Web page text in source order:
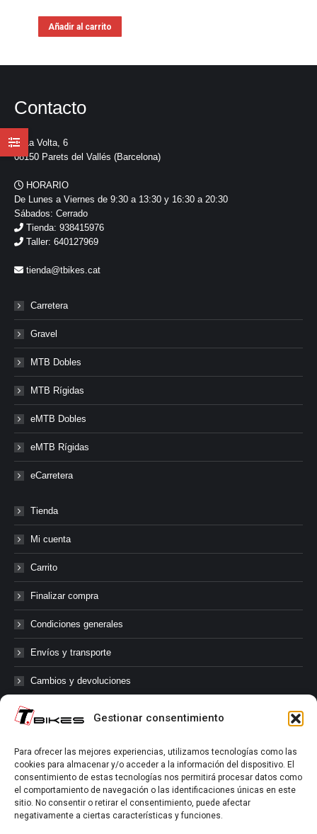
Gestionar consentimiento
Para ofrecer las mejores experiencias, utilizamos tecnologías como las
cookies para almacenar y/o acceder a la información del dispositivo. El
consentimiento de estas tecnologías nos permitirá procesar datos como
el comportamiento de navegación o las identificaciones únicas en este
sitio. No consentir o retirar el consentimiento, puede afectar
negativamente a ciertas características y funciones.
Añadir al carrito
Contacto
La Volta, 6
08150 Parets del Vallés (Barcelona)
HORARIO
De Lunes a Viernes de 9:30 a 13:30 y 16:30 a 20:30
Sábados: Cerrado
Tienda: 938415976
Taller: 640127969
tienda@tbikes.cat
Carretera
Gravel
MTB Dobles
MTB Rígidas
eMTB Dobles
eMTB Rígidas
eCarretera
Tienda
Mi cuenta
Carrito
Finalizar compra
Condiciones generales
Envíos y transporte
Cambios y devoluciones
@tbikes.cat #tbikes
Síguenos en las redes sociales de Tbikes, mantente informado de
nuestras novedades, productos, salidas en grupo, ofertas, sorteos ...
y muchos más!